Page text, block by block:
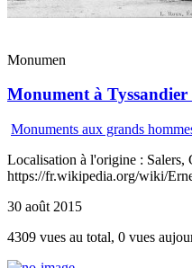
Monumen
Monument à Tyssandier
Monuments aux grands
Localisation à l'origine : Salers,
https://fr.wikipedia.org/wiki/
30 août 2015
4309 vues au total, 0 vues